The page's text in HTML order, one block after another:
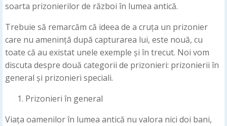
soarta prizonierilor de război în lumea antică.
Trebuie să remarcăm că ideea de a cruța un prizonier
care nu amenință după capturarea lui, este nouă, cu
toate că au existat unele exemple și în trecut. Noi vom
discuta despre două categorii de prizonieri: prizonierii în
general și prizonieri speciali.
Prizonieri în general
Viața oamenilor în lumea antică nu valora nici doi bani,